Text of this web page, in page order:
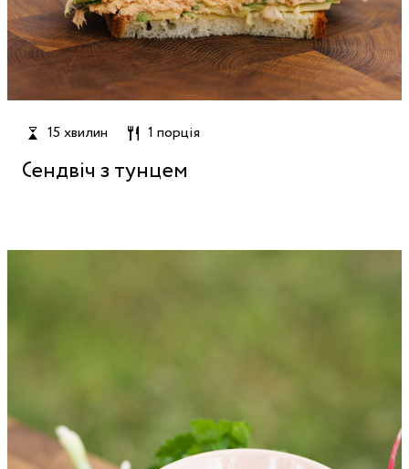
15 хвилин 1 порція
Сендвіч з тунцем